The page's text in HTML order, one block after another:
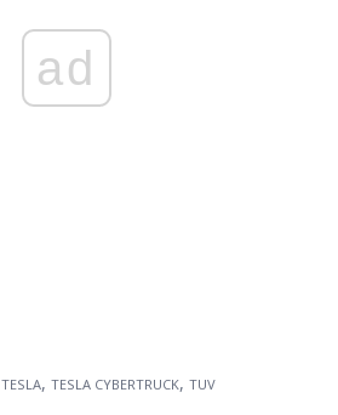
ad
TESLA, TESLA CYBERTRUCK, TUV